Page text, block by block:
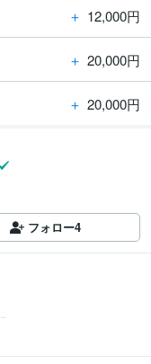
＋ 12,000円
＋ 20,000円
＋ 20,000円
フォロー4